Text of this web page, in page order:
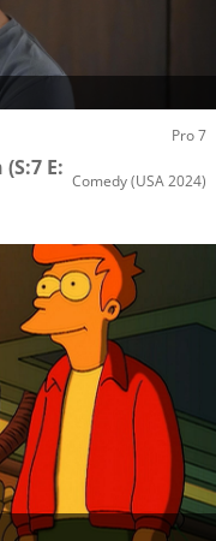
Pro 7
(S:7 E:
Comedy(USA 2024)